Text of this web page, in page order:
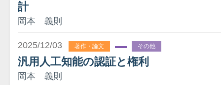
計
岡本 義則
2025/12/03 著作・論文 その他
汎用人工知能の認証と権利
岡本 義則